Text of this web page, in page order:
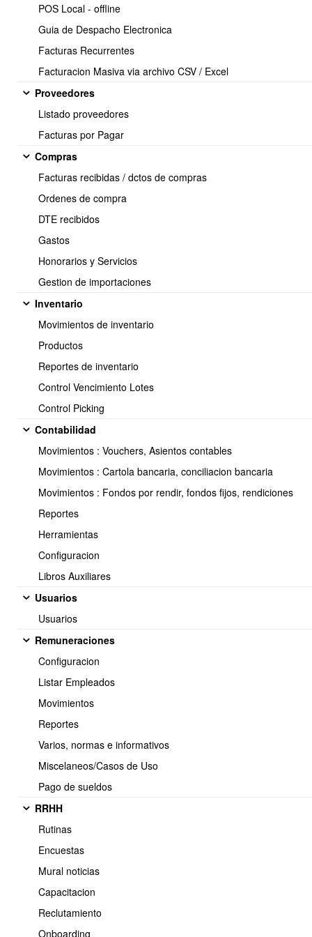
POS Local - offline
Guia de Despacho Electronica
Facturas Recurrentes
Facturacion Masiva via archivo CSV / Excel
Proveedores
Listado proveedores
Facturas por Pagar
Compras
Facturas recibidas / dctos de compras
Ordenes de compra
DTE recibidos
Gastos
Honorarios y Servicios
Gestion de importaciones
Inventario
Movimientos de inventario
Productos
Reportes de inventario
Control Vencimiento Lotes
Control Picking
Contabilidad
Movimientos : Vouchers, Asientos contables
Movimientos : Cartola bancaria, conciliacion bancaria
Movimientos : Fondos por rendir, fondos fijos, rendiciones
Reportes
Herramientas
Configuracion
Libros Auxiliares
Usuarios
Usuarios
Remuneraciones
Configuracion
Listar Empleados
Movimientos
Reportes
Varios, normas e informativos
Miscelaneos/Casos de Uso
Pago de sueldos
RRHH
Rutinas
Encuestas
Mural noticias
Capacitacion
Reclutamiento
Onboarding
Se debe(n) crear el o los haberes en el modulo de
Configuración
Desde el ModuloEmpleados > Movimientos > Seleccionar
En la próxima pantalla clickear enImportar vía CSV
Descargar el archivo
empleados :Plantilla para haberes/
Se recomienda este archivo, ya que trae la información de todos
los trabajadores que sirven de guía para rellenar los campos que
requerimos actualizar.
Los campos a considerar, para el periodo: Junio
fecha_movimiento
codigo_movimiento
descripcion_movimiento
Descargar Plantilla CSV con datos empleados :